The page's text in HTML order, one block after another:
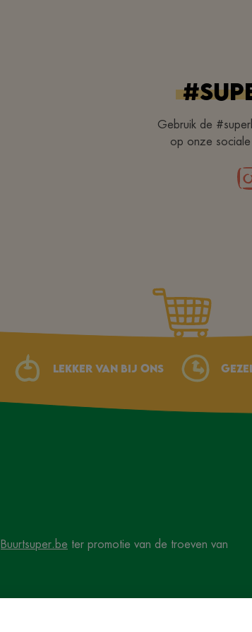
Gebruik de
op onze sociale
Lekker van bij ons
Buurtsuper.be ter promotie van de troeven van